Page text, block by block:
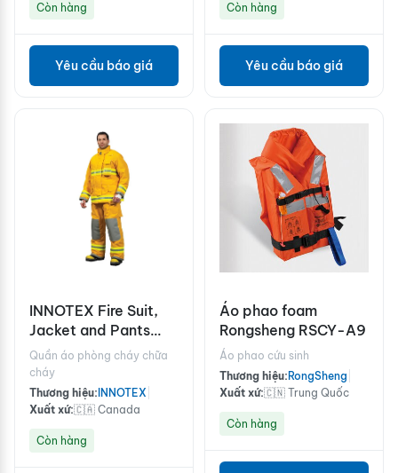
Còn hàng
Yêu cầu báo giá
Còn hàng
Yêu cầu báo giá
INNOTEX Fire Suit,
Jacket and Pants
RDG10
Quần áo phòng cháy chữa
cháy
Thương hiệu: INNOTEX
Xuất xứ:🇨🇦 Canada
Còn hàng
Áo phao foam
Rongsheng RSCY-A9
Áo phao cứu sinh
Thương hiệu: RongSheng
Xuất xứ:🇨🇳 Trung Quốc
Còn hàng